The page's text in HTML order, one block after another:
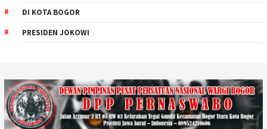
DI KOTA BOGOR
PRESIDEN JOKOWI